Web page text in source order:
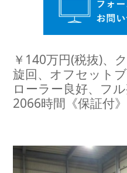
￥140万円(税抜)、
旋回、オフセット
ローラー良好、フ
2066時間《保証付》